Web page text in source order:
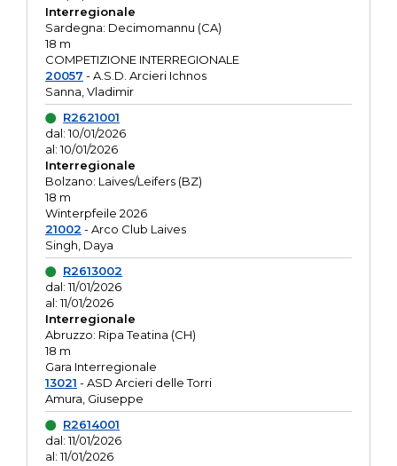
Interregionale
Sardegna: Decimomannu (CA)
18 m
COMPETIZIONE INTERREGIONALE
20057 - A.S.D. Arcieri Ichnos
Sanna, Vladimir
R2621001
dal: 10/01/2026
al: 10/01/2026
Interregionale
Bolzano: Laives/Leifers (BZ)
18 m
Winterpfeile 2026
21002 - Arco Club Laives
Singh, Daya
R2613002
dal: 11/01/2026
al: 11/01/2026
Interregionale
Abruzzo: Ripa Teatina (CH)
18 m
Gara Interregionale
13021 - ASD Arcieri delle Torri
Amura, Giuseppe
R2614001
dal: 11/01/2026
al: 11/01/2026